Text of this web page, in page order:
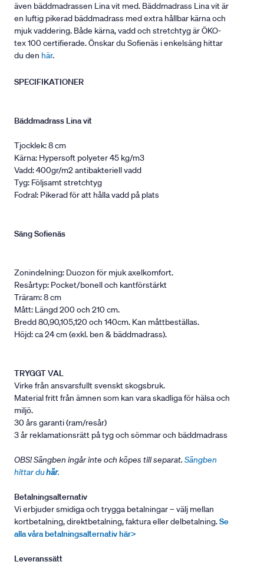
även bäddmadrassen Lina vit med. Bäddmadrass Lina vit är
en luftig pikerad bäddmadrass med extra hållbar kärna och
mjuk vaddering. Både kärna, vadd och stretchtyg är ÖKO-
tex 100 certifierade. Önskar du Sofienäs i enkelsäng hittar
du den här.
SPECIFIKATIONER
Bäddmadrass Lina vit
Tjocklek: 8 cm
Kärna: Hypersoft polyeter 45 kg/m3
Vadd: 400gr/m2 antibakteriell vadd
Tyg: Följsamt stretchtyg
Fodral: Pikerad för att hålla vadd på plats
Säng Sofienäs
Zonindelning: Duozon för mjuk axelkomfort.
Resårtyp: Pocket/bonell och kantförstärkt
Träram: 8 cm
Mått: Längd 200 och 210 cm.
Bredd 80,90,105,120 och 140cm. Kan måttbeställas.
Höjd: ca 24 cm (exkl. ben & bäddmadrass).
TRYGGT VAL
Virke från ansvarsfullt svenskt skogsbruk.
Material fritt från ämnen som kan vara skadliga för hälsa och
miljö.
30 års garanti (ram/resår)
3 år reklamationsrätt på tyg och sömmar och bäddmadrass
OBS! Sängben ingår inte och köpes till separat. Sängben
hittar duhär.
Betalningsalternativ
Vi erbjuder smidiga och trygga betalningar – välj mellan
kortbetalning, direktbetalning, faktura eller delbetalning.Se
alla våra betalningsalternativ här>
Leveranssätt